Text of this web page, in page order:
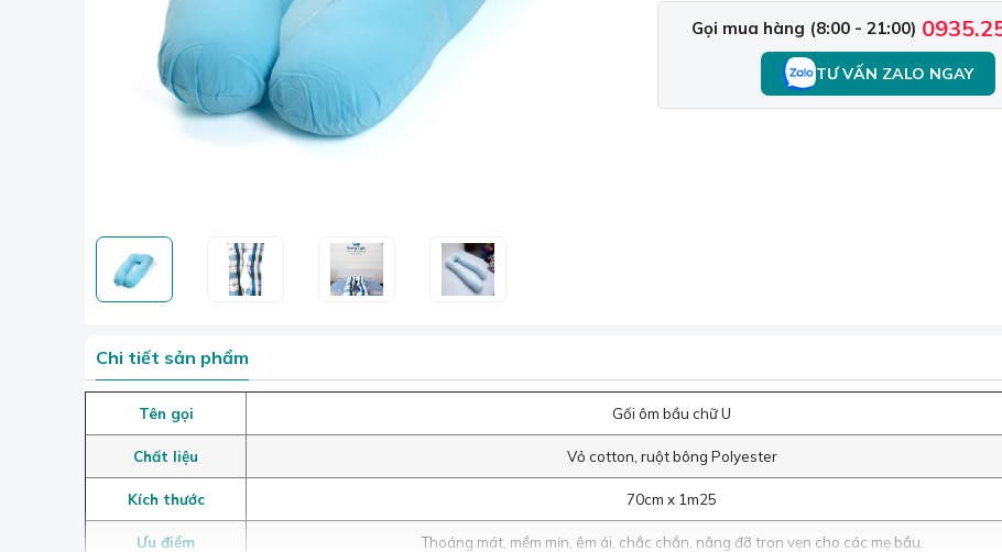
Gọi mua hàng (8:00 - 21:00)
TƯ VẤN ZALO NGAY
Chi tiết sản phẩm
Tên gọi Gối ôm bầu chữ U
Chất liệu Vỏ cotton, ruột bông Polyester
Kích thước 70cm x 1m25
Ưu điểm Thoáng mát, mềm mịn, êm ái, chắc chắn, nâng đỡ trọn vẹn cho các mẹ bầu.